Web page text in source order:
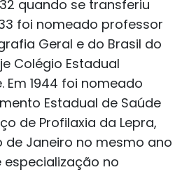
quando se transferiu
foi nomeado professor
Geral e do Brasil do
Colégio Estadual
Em 1944 foi nomeado
Estadual de Saúde
de Profilaxia da Lepra,
de Janeiro no mesmo ano
no